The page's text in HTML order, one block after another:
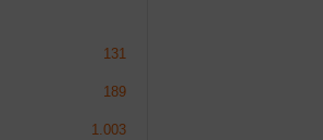
131
189
1.003